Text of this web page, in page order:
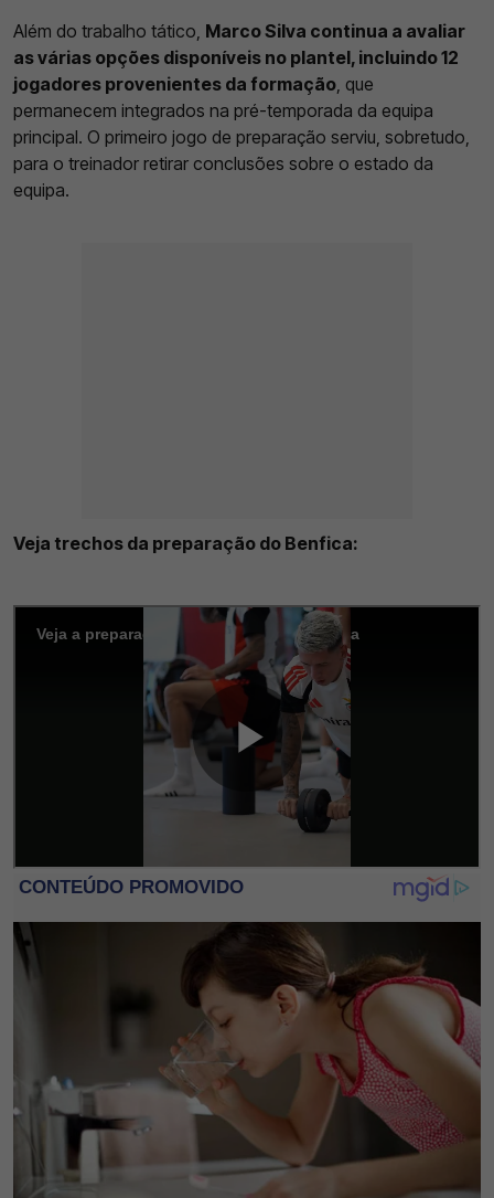
Além do trabalho tático, Marco Silva continua a avaliar
as várias opções disponíveis no plantel, incluindo 12
jogadores provenientes da formação, que
permanecem integrados na pré-temporada da equipa
principal. O primeiro jogo de preparação serviu, sobretudo,
para o treinador retirar conclusões sobre o estado da
equipa.
Veja trechos da preparação do Benfica: